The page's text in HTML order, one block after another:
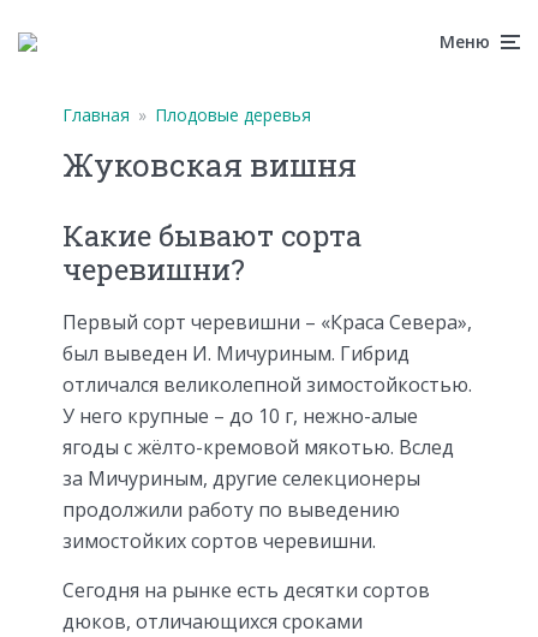
Меню
Главная » Плодовые деревья
Жуковская вишня
Какие бывают сорта
черевишни?
Первый сорт черевишни – «Краса Севера»,
был выведен И. Мичуриным. Гибрид
отличался великолепной зимостойкостью.
У него крупные – до 10 г, нежно-алые
ягоды с жёлто-кремовой мякотью. Вслед
за Мичуриным, другие селекционеры
продолжили работу по выведению
зимостойких сортов черевишни.
Сегодня на рынке есть десятки сортов
дюков, отличающихся сроками